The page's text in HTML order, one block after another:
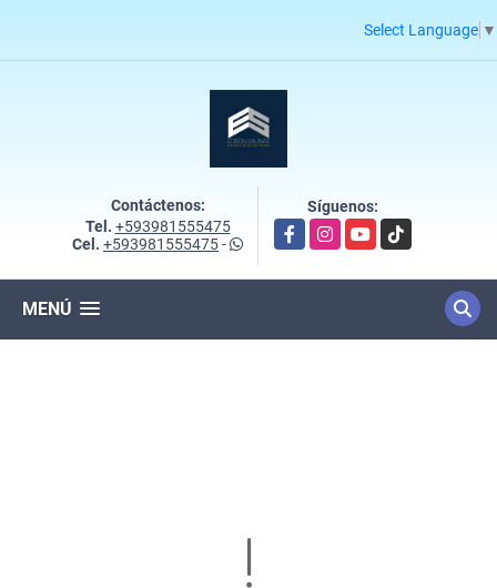
Select Language ▼
Contáctenos:
Tel. +593981555475
Cel. +593981555475-
Síguenos:
FacebookInstagramYouTubeTikTok
MENÚ